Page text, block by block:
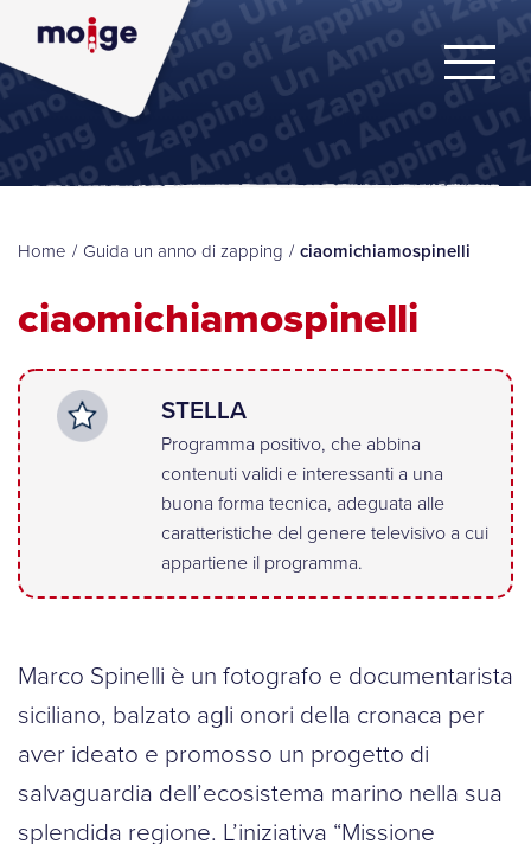
Home / Guida un anno di zapping / ciaomichiamospinelli
ciaomichiamospinelli
STELLA
Programma positivo, che abbina
contenuti validi e interessanti a una
buona forma tecnica, adeguata alle
caratteristiche del genere televisivo a cui
appartiene il programma.
Marco Spinelli è un fotografo e documentarista
siciliano, balzato agli onori della cronaca per
aver ideato e promosso un progetto di
salvaguardia dell’ecosistema marino nella sua
splendida regione. L’iniziativa “Missione